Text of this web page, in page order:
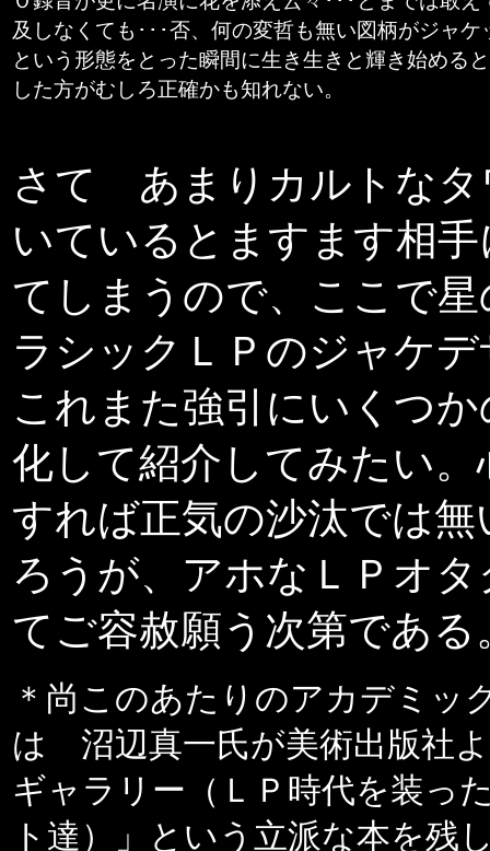
及しなくても･･･否、何の変哲も無い図柄がジャケ
という形態をとった瞬間に生き生きと輝き始める
した方がむしろ正確かも知れない。
さて あまりカルトなタ
いているとますます相
てしまうので、ここで
ラシックＬＰのジャケ
これまた強引にいくつ
化して紹介してみたい。
すれば正気の沙汰では
ろうが、アホなＬＰオタ
てご容赦願う次第である
＊尚このあたりのアカデミッ
は 沼辺真一氏が美術出版社
ギャラリー（ＬＰ時代を装っ
ト達）」という立派な本を残